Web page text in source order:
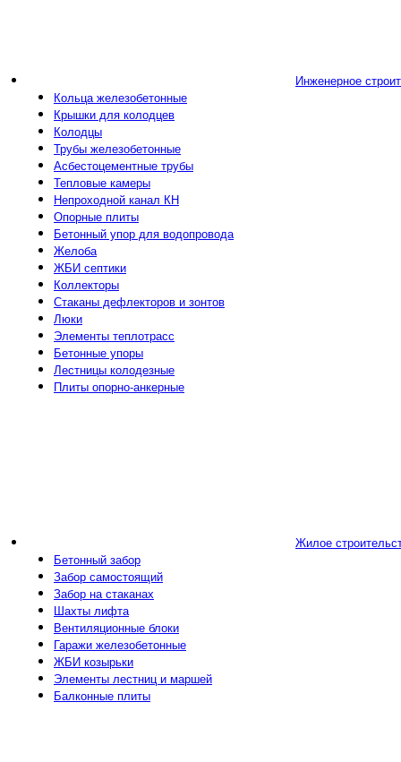
Инженерное
Кольца железобетонные
Крышки для колодцев
Колодцы
Трубы железобетонные
Асбестоцементные трубы
Тепловые камеры
Непроходной канал КН
Опорные плиты
Бетонный упор для водопровода
Желоба
ЖБИ септики
Коллекторы
Стаканы дефлекторов и зонтов
Люки
Элементы теплотрасс
Бетонные упоры
Лестницы колодезные
Плиты опорно-анкерные
Жилое
Бетонный забор
Забор самостоящий
Забор на стаканах
Шахты лифта
Вентиляционные блоки
Гаражи железобетонные
ЖБИ козырьки
Элементы лестниц и маршей
Балконные плиты